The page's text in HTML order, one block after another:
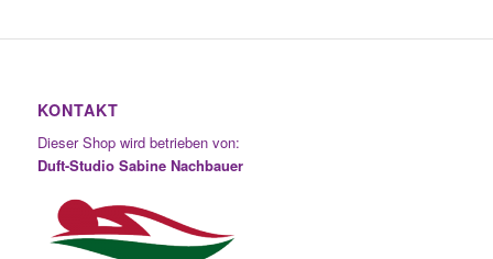
KONTAKT
Dieser Shop wird betrieben von:
Duft-Studio Sabine Nachbauer